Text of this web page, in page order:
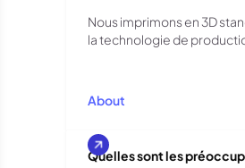
Nous imprimons en 3D
la technologie de
About
Quelles sont les